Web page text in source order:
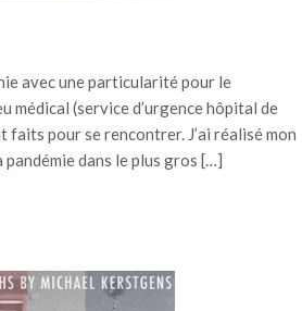
avec une particularité pour le
médical (service d’urgence hôpital de
pour se rencontrer. J’ai réalisé mon
dans le plus gros […]